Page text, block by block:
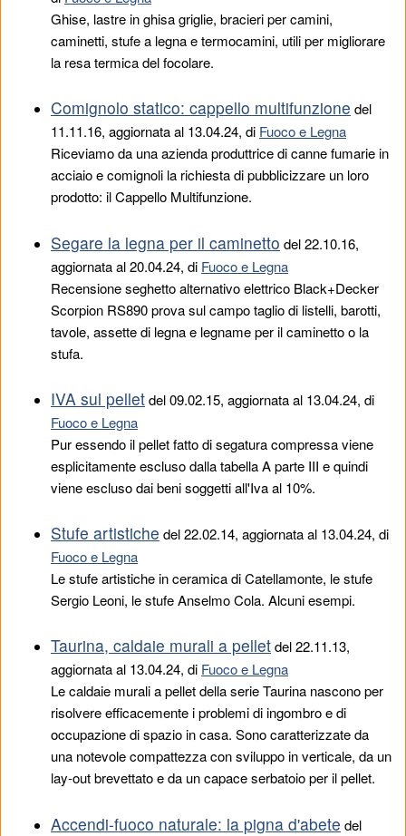
Ghise, lastre in ghisa griglie, bracieri per camini,
caminetti, stufe a legna e termocamini, utili per migliorare
la resa termica del focolare.
Comignolo statico: cappello multifunzione del
11.11.16, aggiornata al 13.04.24, di Fuoco e Legna
Riceviamo da una azienda produttrice di canne fumarie in
acciaio e comignoli la richiesta di pubblicizzare un loro
prodotto: il Cappello Multifunzione.
Segare la legna per il caminetto del22.10.16,
aggiornata al 20.04.24, di Fuoco e Legna
Recensione seghetto alternativo elettrico Black+Decker
Scorpion RS890 prova sul campo taglio di listelli, barotti,
tavole, assette di legna e legname per il caminetto o la
stufa.
IVA sul pelletdel09.02.15, aggiornata al 13.04.24, di
Fuoco e Legna
Pur essendo il pellet fatto di segatura compressa viene
esplicitamente escluso dalla tabella A parte III e quindi
viene escluso dai beni soggetti all'Iva al 10%.
Stufe artistiche del22.02.14, aggiornata al 13.04.24, di
Fuoco e Legna
Le stufe artistiche in ceramica di Catellamonte, le stufe
Sergio Leoni, le stufe Anselmo Cola. Alcuni esempi.
Taurina, caldaie murali a pelletdel22.11.13,
aggiornata al 13.04.24, di Fuoco e Legna
Le caldaie murali a pellet della serie Taurina nascono per
risolvere efficacemente i problemi di ingombro e di
occupazione di spazio in casa. Sono caratterizzate da
una notevole compattezza con sviluppo in verticale, da un
lay-out brevettato e da un capace serbatoio per il pellet.
Accendi-fuoco naturale: la pigna d'abete del